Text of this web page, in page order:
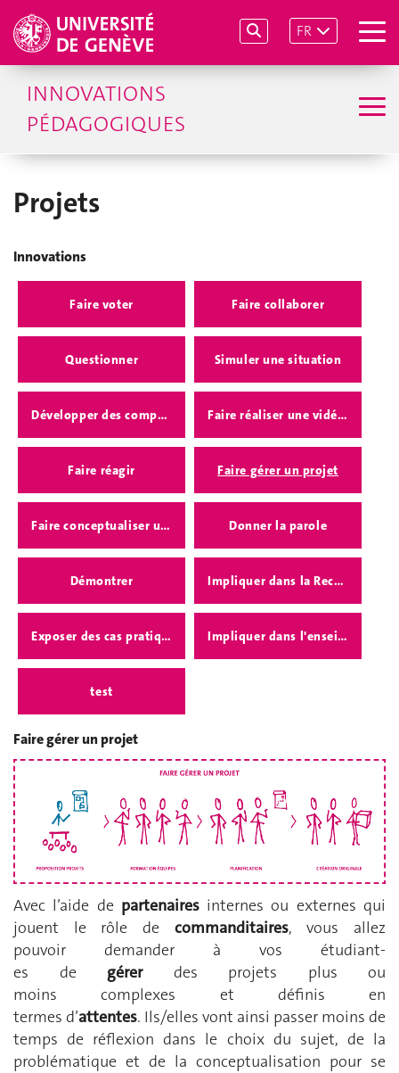
FR
INNOVATIONS
PÉDAGOGIQUES
Projets
Innovations
Faire voter Faire collaborer
Questionner Simuler une situation
Développer des compétences Faire réaliser une vidéo, un podcast
Faire réagir Faire gérer un projet
Faire conceptualiser un projet Donner la parole
Démontrer Impliquer dans la Recherche
Exposer des cas pratiques Impliquer dans l'enseignement
test
Faire gérer un projet
Avec l’aide de partenairesinternes ou externes qui
jouent le rôle de commanditaires, vous allez
pouvoir demander à vos étudiant-
es de gérerdes projets plus ou
moins complexes et définis en
termes d’attentes. Ils/elles vont ainsi passer moins de
temps de réflexion dans le choix du sujet, de la
problématique et de la conceptualisation pour se